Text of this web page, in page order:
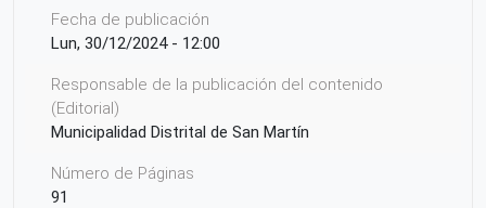
Fecha de publicación
Lun, 30/12/2024 - 12:00
Responsable de la publicación del contenido
(Editorial)
Municipalidad Distrital de San Martín
Número de Páginas
91